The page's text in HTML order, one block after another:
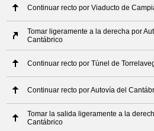
Continuar recto por Viaducto de
Tomar ligeramente a la derecha por
Cantábrico
Continuar recto por Túnel de
Continuar recto por Autovía del
Tomar la salida ligeramente a la
Cantábrico